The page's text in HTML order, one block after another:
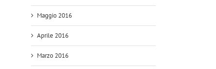
Maggio 2016
Aprile 2016
Marzo 2016